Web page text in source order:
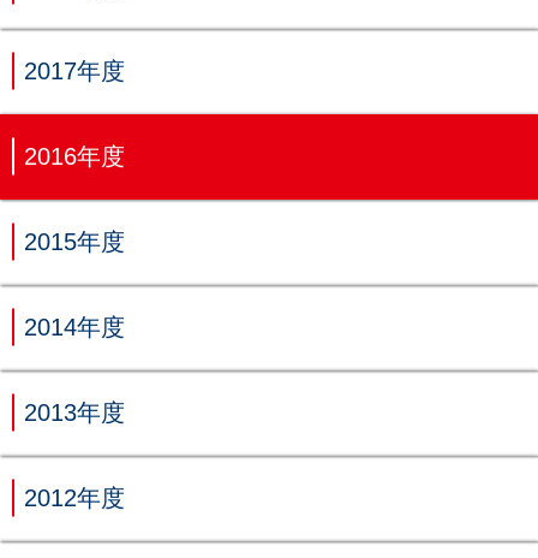
2017年度
2016年度
2015年度
2014年度
2013年度
2012年度